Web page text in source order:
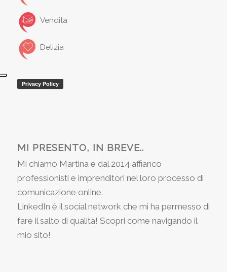
Vendita
Delizia
MI PRESENTO, IN BREVE..
Mi chiamo Martina e dal 2014 affianco
professionisti e imprenditori nel loro processo di
comunicazione online.
LinkedIn è il social network che mi ha permesso di
fare il salto di qualità! Scopri come navigando il
mio sito!